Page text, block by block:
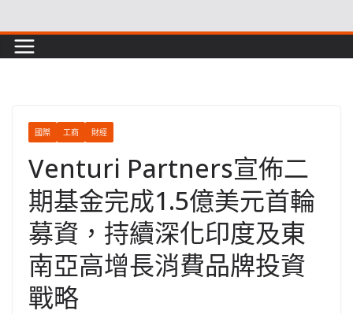
to
content
國際 工商 財經
Venturi Partners宣佈二
期基金完成1.5億美元首輪
募資，持續深化印度及東
南亞高增長消費品牌投資
戰略